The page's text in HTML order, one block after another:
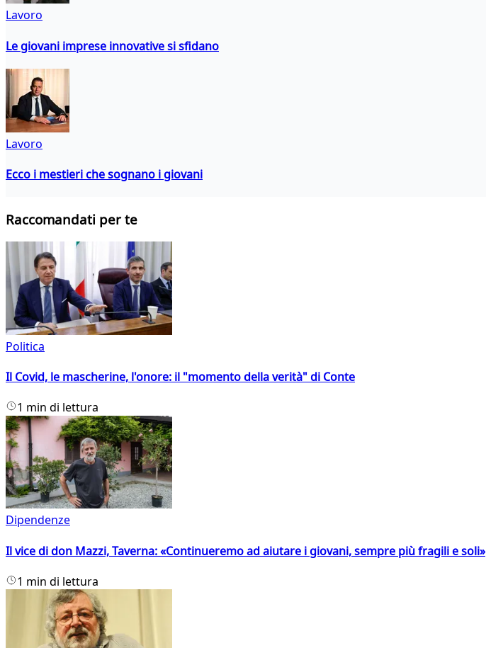
Lavoro
Le giovani imprese innovative si sfidano
Lavoro
Ecco i mestieri che sognano i giovani
Raccomandati per te
Politica
Il Covid, le mascherine, l'onore: il "momento della verità" di Conte
1 min di lettura
Dipendenze
Il vice di don Mazzi, Taverna: «Continueremo ad aiutare i giovani, sempre più fragili e soli»
1 min di lettura